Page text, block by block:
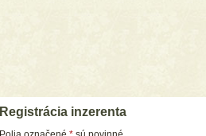
Registrácia inzerenta